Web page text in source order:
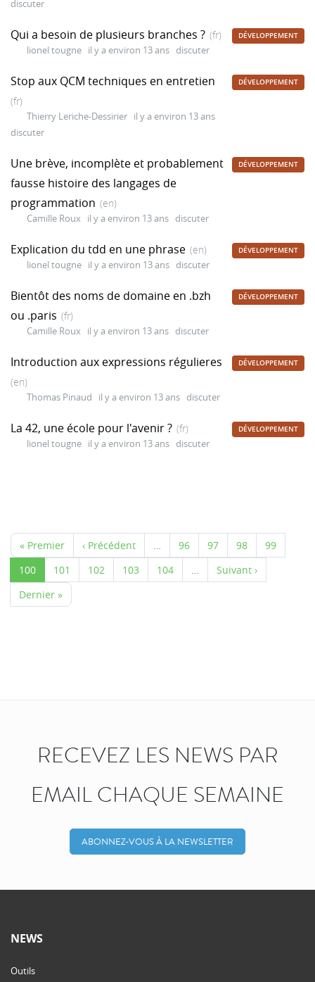
discuter
Qui a besoin de plusieurs branches ? (fr)
lionel tougne il y a environ 13 ans discuter
DÉVELOPPEMENT
Stop aux QCM techniques en entretien
(fr)
Thierry Leriche-Dessirier il y a environ 13 ans
discuter
DÉVELOPPEMENT
Une brève, incomplète et probablement
fausse histoire des langages de
programmation (en)
Camille Roux il y a environ 13 ans discuter
DÉVELOPPEMENT
Explication du tdd en une phrase (en)
lionel tougne il y a environ 13 ans discuter
DÉVELOPPEMENT
Bientôt des noms de domaine en .bzh
ou .paris (fr)
Camille Roux il y a environ 13 ans discuter
DÉVELOPPEMENT
Introduction aux expressions régulieres
(en)
Thomas Pinaud il y a environ 13 ans discuter
DÉVELOPPEMENT
La 42, une école pour l'avenir ? (fr)
lionel tougne il y a environ 13 ans discuter
DÉVELOPPEMENT
« Premier ‹ Précédent 96 97 98
99
100
101 102 103 104
Suivant ›
Dernier »
RECEVEZ LES NEWS PAR
EMAIL CHAQUE SEMAINE
ABONNEZ-VOUS À LA NEWSLETTER
NEWS
Outils